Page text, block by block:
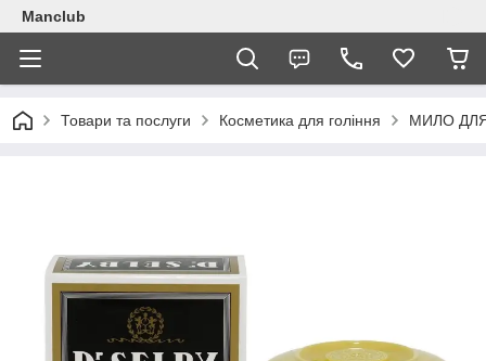
Manclub
Товари та послуги Косметика для гоління МИЛО